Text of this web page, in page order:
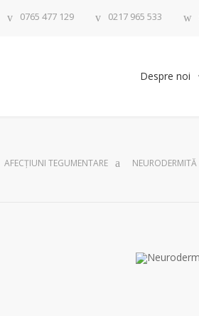
0765 477 129 0217 965 533
Despre noi
AFECȚIUNI TEGUMENTARE NEURODERMITĂ